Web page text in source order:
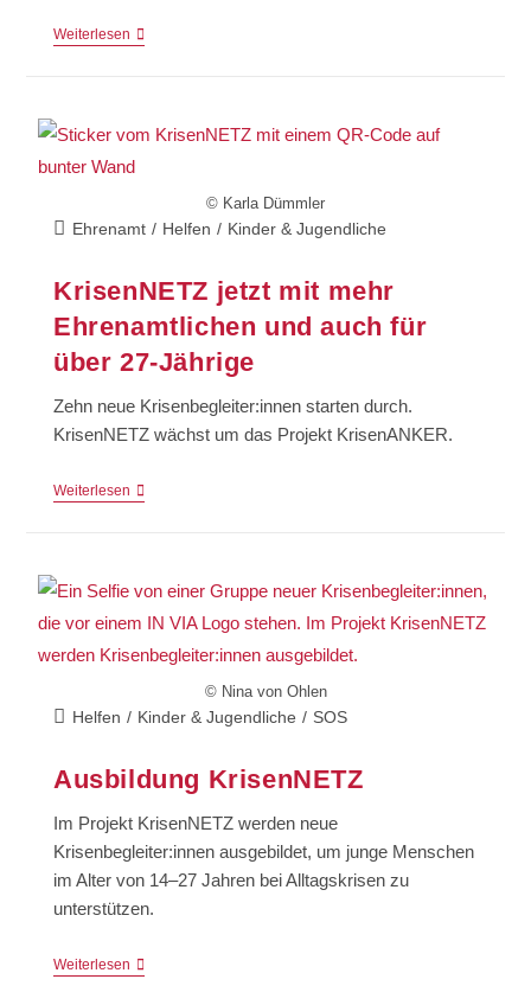
Weiterlesen
© Karla Dümmler
Ehrenamt / Helfen / Kinder & Jugendliche
KrisenNETZ jetzt mit mehr
Ehrenamtlichen und auch für
über 27-Jährige
Zehn neue Krisenbegleiter:innen starten durch.
KrisenNETZ wächst um das Projekt KrisenANKER.
Weiterlesen
© Nina von Ohlen
Helfen / Kinder & Jugendliche / SOS
Ausbildung KrisenNETZ
Im Projekt KrisenNETZ werden neue
Krisenbegleiter:innen ausgebildet, um junge Menschen
im Alter von 14–27 Jahren bei Alltagskrisen zu
unterstützen.
Weiterlesen